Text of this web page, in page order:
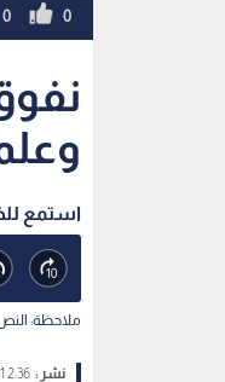
0
0
استمع
ملاحظة:
نشر :2:36 2026/5/31